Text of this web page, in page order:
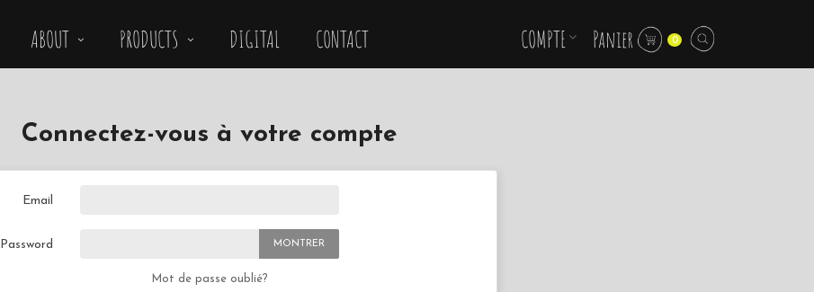
ABOUT PRODUCTS DIGITAL CONTACT COMPTE Panier 0
Connectez-vous à votre compte
Email
Password MONTRER
Mot de passe oublié?